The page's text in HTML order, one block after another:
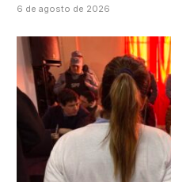
6 de agosto de 2026